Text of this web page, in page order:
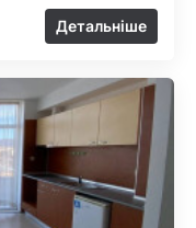
Детальніше